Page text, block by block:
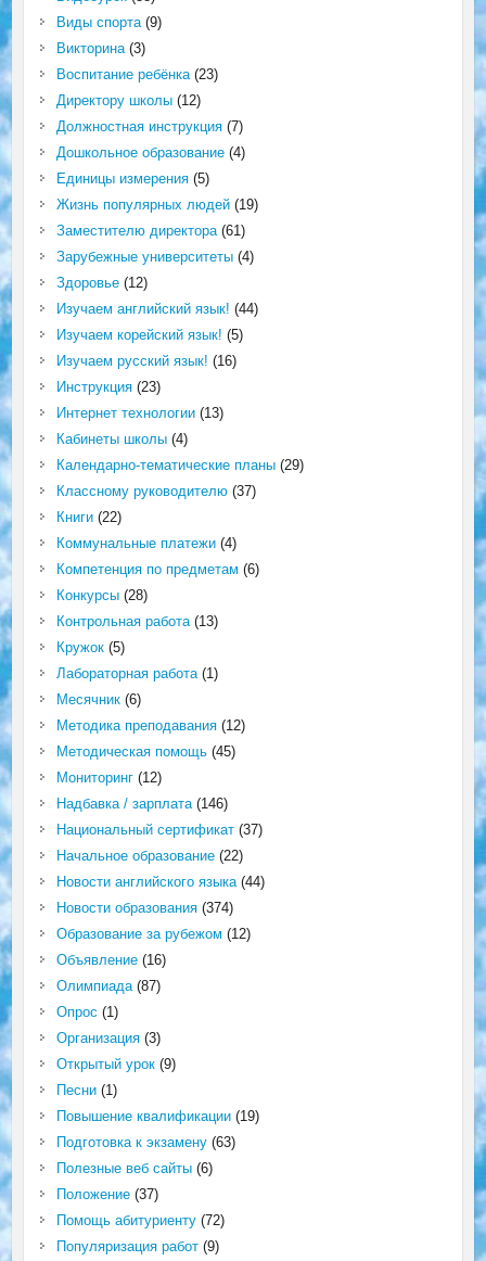
Виды спорта(9)
Викторина(3)
Воспитание ребёнка(23)
Директору школы(12)
Должностная инструкция(7)
Дошкольное образование(4)
Единицы измерения(5)
Жизнь популярных людей(19)
Заместителю директора(61)
Зарубежные университеты(4)
Здоровье(12)
Изучаем английский язык! (44)
Изучаем корейский язык! (5)
Изучаем русский язык! (16)
Инструкция(23)
Интернет технологии(13)
Кабинеты школы(4)
Календарно-тематические планы(29)
Классному руководителю(37)
Книги(22)
Коммунальные платежи(4)
Компетенция по предметам (6)
Конкурсы(28)
Контрольная работа(13)
Кружок(5)
Лабораторная работа(1)
Месячник(6)
Методика преподавания(12)
Методическая помощь(45)
Мониторинг(12)
Надбавка / зарплата(146)
Национальный сертификат(37)
Начальное образование(22)
Новости английского языка(44)
Новости образования(374)
Образование за рубежом (12)
Объявление(16)
Олимпиада(87)
Опрос (1)
Организация(3)
Открытый урок(9)
Песни(1)
Повышение квалификации(19)
Подготовка к экзамену(63)
Полезные веб сайты(6)
Положение(37)
Помощь абитуриенту(72)
Популяризация работ(9)